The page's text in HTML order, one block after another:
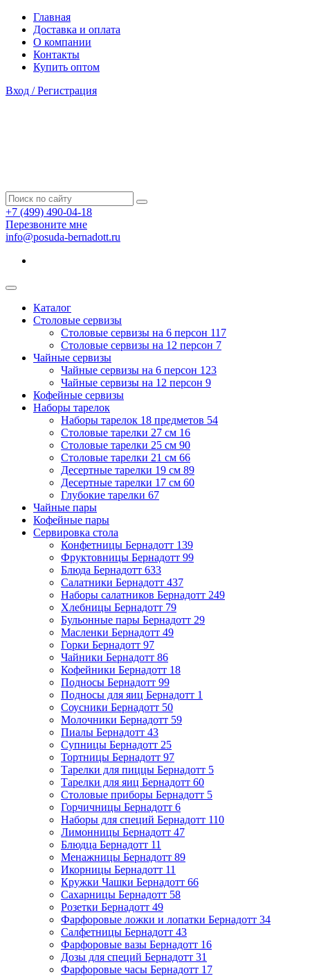
Главная
Доставка и оплата
О компании
Контакты
Купить оптом
Вход / Регистрация
+7 (499) 490-04-18
Перезвоните мне
info@posuda-bernadott.ru
Каталог
Столовые сервизы
Столовые сервизы на 6 персон 117
Столовые сервизы на 12 персон 7
Чайные сервизы
Чайные сервизы на 6 персон 123
Чайные сервизы на 12 персон 9
Кофейные сервизы
Наборы тарелок
Наборы тарелок 18 предметов 54
Столовые тарелки 27 см 16
Столовые тарелки 25 см 90
Столовые тарелки 21 см 66
Десертные тарелки 19 см 89
Десертные тарелки 17 см 60
Глубокие тарелки 67
Чайные пары
Кофейные пары
Сервировка стола
Конфетницы Бернадотт 139
Фруктовницы Бернадотт 99
Блюда Бернадотт 633
Салатники Бернадотт 437
Наборы салатников Бернадотт 249
Хлебницы Бернадотт 79
Бульонные пары Бернадотт 29
Масленки Бернадотт 49
Горки Бернадотт 97
Чайники Бернадотт 86
Кофейники Бернадотт 18
Подносы Бернадотт 99
Подносы для яиц Бернадотт 1
Соусники Бернадотт 50
Молочники Бернадотт 59
Пиалы Бернадотт 43
Супницы Бернадотт 25
Тортницы Бернадотт 97
Тарелки для пиццы Бернадотт 5
Тарелки для яиц Бернадотт 60
Столовые приборы Бернадотт 5
Горчичницы Бернадотт 6
Наборы для специй Бернадотт 110
Лимонницы Бернадотт 47
Блюдца Бернадотт 11
Менажницы Бернадотт 89
Икорницы Бернадотт 11
Кружки Чашки Бернадотт 66
Сахарницы Бернадотт 58
Розетки Бернадотт 49
Фарфоровые ложки и лопатки Бернадотт 34
Салфетницы Бернадотт 43
Фарфоровые вазы Бернадотт 16
Дозы для специй Бернадотт 31
Фарфоровые часы Бернадотт 17